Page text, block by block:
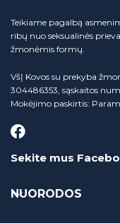
Teikiame pagalbą
ribų nuo seksualinės
žmonėmis formų.
VšĮ Kovos su prekyba
304486353, sąskaitos
Mokėjimo paskirtis:
Sekite mus
NUORODOS